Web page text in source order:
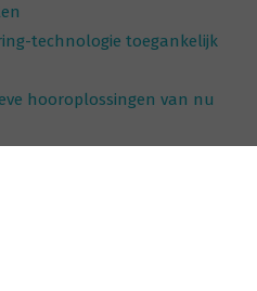
technologie toegankelijk
hooroplossingen van nu